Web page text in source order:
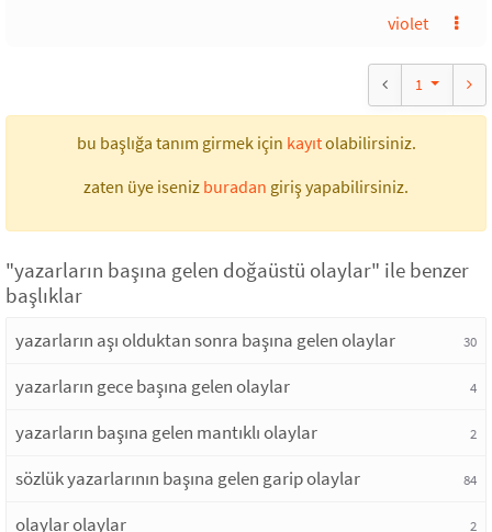
violet
1
bu başlığa tanım girmek için kayıtolabilirsiniz.
zaten üye iseniz buradan giriş yapabilirsiniz.
"yazarların başına gelen doğaüstü olaylar" ile benzer
başlıklar
yazarların aşı olduktan sonra başına gelen olaylar 30
yazarların gece başına gelen olaylar 4
yazarların başına gelen mantıklı olaylar 2
sözlük yazarlarının başına gelen garip olaylar 84
olaylar olaylar 2